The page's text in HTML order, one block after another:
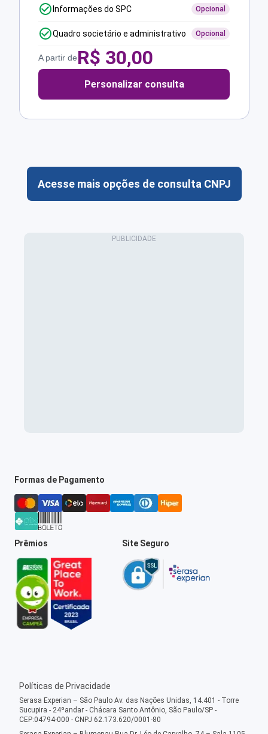
Informações do SPC Opcional
Quadro societário e administrativo Opcional
A partir deR$ 30,00
Personalizar consulta
Acesse mais opções de consulta CNPJ
Formas de Pagamento
Prêmios Site Seguro
Políticas de Privacidade
Serasa Experian – São Paulo Av. das Nações Unidas, 14.401 - Torre
Sucupira - 24ºandar - Chácara Santo Antônio, São Paulo/SP -
CEP:04794-000 - CNPJ 62.173.620/0001-80